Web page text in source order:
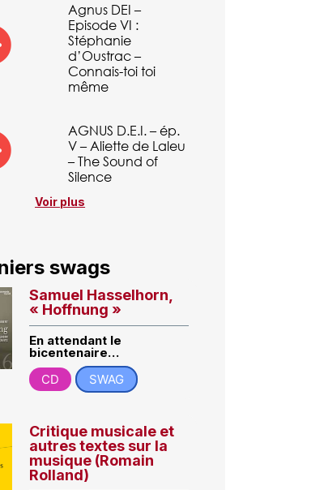
Agnus DEI –
Episode VI :
Stéphanie
d’Oustrac –
Connais-toi toi
même
AGNUS D.E.I. – ép.
V – Aliette de Laleu
– The Sound of
Silence
Voir plus
swags
Samuel Hasselhorn,
« Hoffnung »
En attendant le
bicentenaire…
CD
SWAG
Critique musicale et
autres textes sur la
musique (Romain
Rolland)